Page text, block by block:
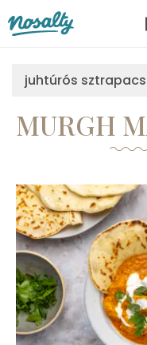
juhtúrós
MURGH